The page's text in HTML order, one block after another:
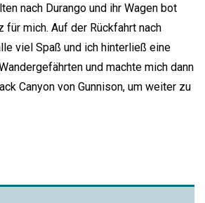
nach Durango und ihr Wagen bot
für mich. Auf der Rückfahrt nach
viel Spaß und ich hinterließ eine
und machte mich dann
Canyon von Gunnison, um weiter zu